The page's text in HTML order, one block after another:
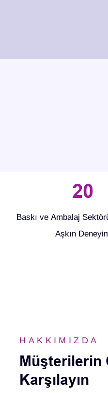
20
Baskı ve Ambalaj
Aşkın
HAKKIMIZDA
Müşterilerin
Karşılayın